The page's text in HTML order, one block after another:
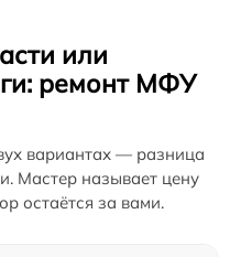
или
ремонт МФУ
вариантах — разница
Мастер называет цену
остаётся за вами.